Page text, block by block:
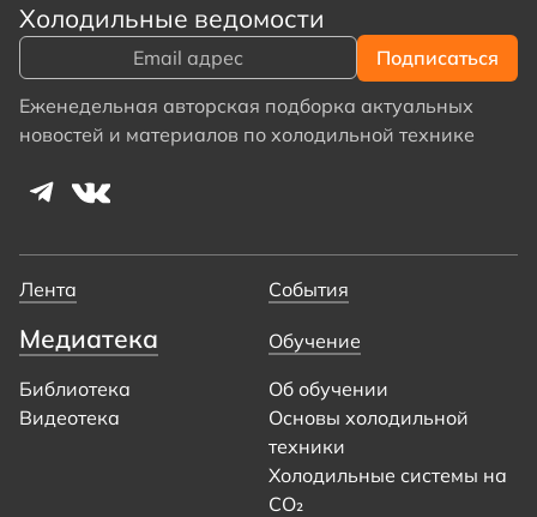
Холодильные ведомости
Еженедельная авторская подборка актуальных
новостей и материалов по холодильной технике
Лента События
Медиатека
Библиотека
Видеотека
Обучение
Об обучении
Основы холодильной
техники
Холодильные системы на
CO₂